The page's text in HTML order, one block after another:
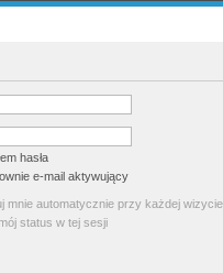
hasła
e-mail aktywujący
mnie automatycznie przy każdej wizycie
status w tej sesji